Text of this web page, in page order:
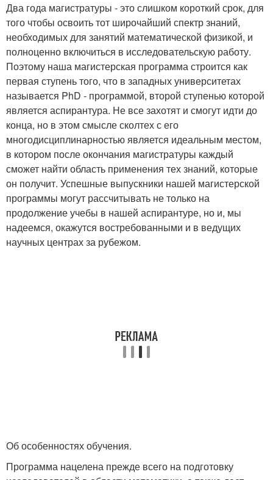
Два года магистратуры - это слишком короткий срок, для
того чтобы освоить тот широчайший спектр знаний,
необходимых для занятий математической физикой, и
полноценно включиться в исследовательскую работу.
Поэтому наша магистерская программа строится как
первая ступень того, что в западных университетах
называется PhD - программой, второй ступенью которой
является аспирантура. Не все захотят и смогут идти до
конца, но в этом смысле сколтех с его
многодисциплинарностью является идеальным местом,
в котором после окончания магистратуры каждый
сможет найти область применения тех знаний, которые
он получит. Успешные выпускники нашей магистерской
программы могут рассчитывать не только на
продолжение учебы в нашей аспирантуре, но и, мы
надеемся, окажутся востребованными и в ведущих
научных центрах за рубежом.
Об особенностях обучения.
Программа нацелена прежде всего на подготовку